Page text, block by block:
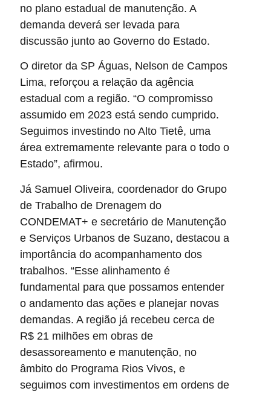
no plano estadual de manutenção. A
demanda deverá ser levada para
discussão junto ao Governo do Estado.
O diretor da SP Águas, Nelson de Campos
Lima, reforçou a relação da agência
estadual com a região. “O compromisso
assumido em 2023 está sendo cumprido.
Seguimos investindo no Alto Tietê, uma
área extremamente relevante para o todo o
Estado”, afirmou.
Já Samuel Oliveira, coordenador do Grupo
de Trabalho de Drenagem do
CONDEMAT+ e secretário de Manutenção
e Serviços Urbanos de Suzano, destacou a
importância do acompanhamento dos
trabalhos. “Esse alinhamento é
fundamental para que possamos entender
o andamento das ações e planejar novas
demandas. A região já recebeu cerca de
R$ 21 milhões em obras de
desassoreamento e manutenção, no
âmbito do Programa Rios Vivos, e
seguimos com investimentos em ordens de